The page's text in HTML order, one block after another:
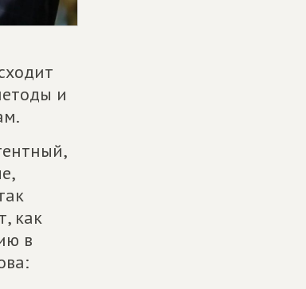
и
как
в